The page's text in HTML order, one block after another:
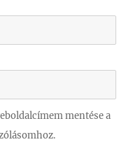
mentése a